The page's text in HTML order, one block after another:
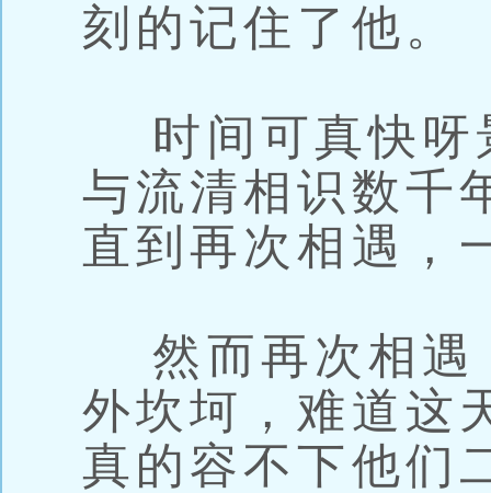
刻的记住了他。
时间可真快呀
与流清相识数千
直到再次相遇，
然而再次相遇
外坎坷，难道这
真的容不下他们